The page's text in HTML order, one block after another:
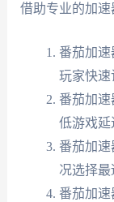
借助专业的加速
番茄加速
玩家快速
番茄加速
低游戏延
番茄加速
况选择最
番茄加速